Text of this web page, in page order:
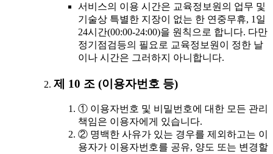
서비스의 이용 시간은 교육정보원의 업무 및
기술상 특별한 지장이 없는 한 연중무휴, 1일
24시간(00:00-24:00)을 원칙으로 합니다. 다만
정기점검등의 필요로 교육정보원이 정한 날
이나 시간은 그러하지 아니합니다.
제 10 조 (이용자번호 등)
① 이용자번호 및 비밀번호에 대한 모든 관리
책임은 이용자에게 있습니다.
② 명백한 사유가 있는 경우를 제외하고는 이
용자가 이용자번호를 공유, 양도 또는 변경할